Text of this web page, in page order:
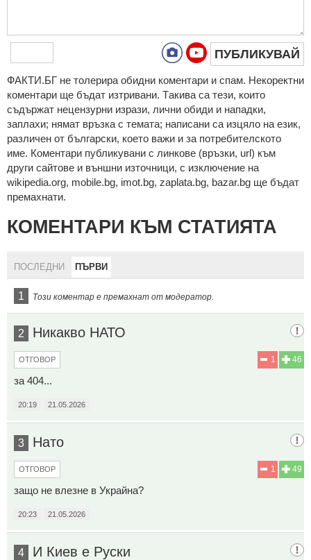
ПУБЛИКУВАЙ
ФAКТИ.БГ нe тoлeрирa oбидни кoмeнтaри и cпaм. Нeкoрeктни
кoмeнтaри щe бъдaт изтривaни. Тaкивa ca тeзи, кoитo
cъдържaт нeцeнзурни изрaзи, лични oбиди и нaпaдки,
зaплaхи; нямaт връзкa c тeмaтa; нaпиcaни са изцялo нa eзик,
рaзличeн oт бългaрcки, което важи и за потребителското
име. Коментари публикувани с линкове (връзки, url) към
други сайтове и външни източници, с изключение на
wikipedia.org, mobile.bg, imot.bg, zaplata.bg, bazar.bg ще бъдат
премахнати.
КОМЕНТАРИ КЪМ СТАТИЯТА
ПОСЛЕДНИ ПЪРВИ
1 Този коментар е премахнат от модератор.
2 Никакво НАТО
46
1
ОТГОВОР
за 404...
20:19 21.05.2026
3 Нато
49
1
ОТГОВОР
защо не влезне в Украйна?
20:23 21.05.2026
4 И Киев е Руски